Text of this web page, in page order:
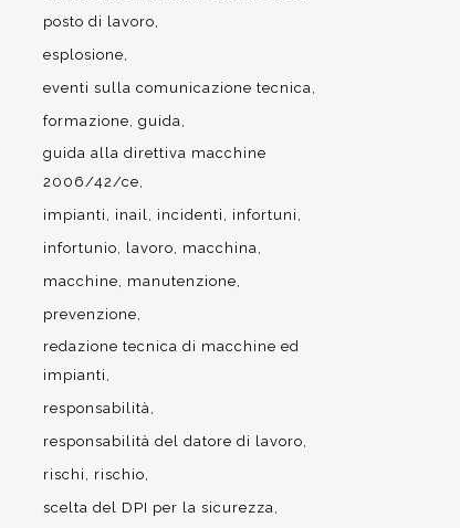
posto di lavoro
esplosione
eventi sulla comunicazione tecnica
formazione guida
guida alla direttiva macchine
2006/42/ce
impianti
inail incidenti
infortuni
infortunio
lavoro
macchina
macchine
manutenzione
prevenzione
redazione tecnica di macchine ed
impianti
responsabilità
responsabilità del datore di lavoro
rischi
rischio
scelta del DPI per la sicurezza